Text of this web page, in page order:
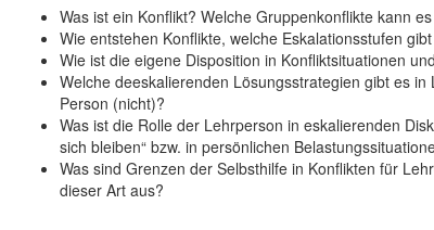
Was ist ein Konflikt? Welche Gruppenkonflikte kann
Wie entstehen Konflikte, welche Eskalationsstufen
Wie ist die eigene Disposition in Konfliktsituationen
Welche deeskalierenden Lösungsstrategien gibt es
Person (nicht)?
Was ist die Rolle der Lehrperson in eskalierenden
sich bleiben“ bzw. in persönlichen
Was sind Grenzen der Selbsthilfe in Konflikten für
dieser Art aus?